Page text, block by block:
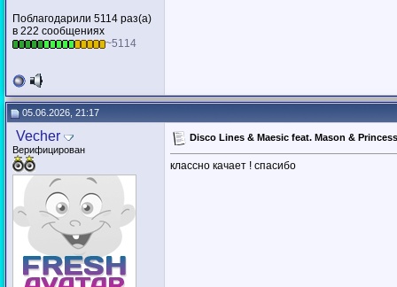
Поблагодарили 5114 раз(а)
в 222 сообщениях
~5114
05.06.2026, 21:17
Vecher
Верифицирован
Disco Lines & Maesic feat. Mason &
классно качает ! спасибо